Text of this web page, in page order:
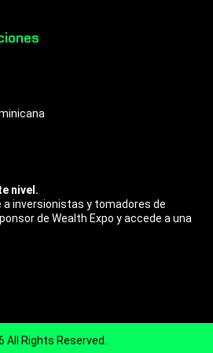
nivel.
inversionistas y tomadores de
de Wealth Expo y accede a una
All Rights Reserved.